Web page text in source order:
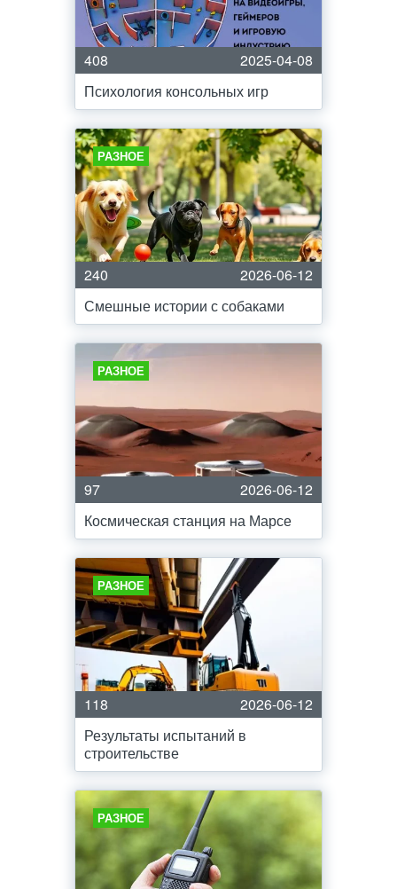
408
2025-04-08
Психология консольных игр
РАЗНОЕ
240
2026-06-12
Смешные истории с собаками
РАЗНОЕ
97
2026-06-12
Космическая станция на Марсе
РАЗНОЕ
118
2026-06-12
Результаты испытаний в
строительстве
РАЗНОЕ